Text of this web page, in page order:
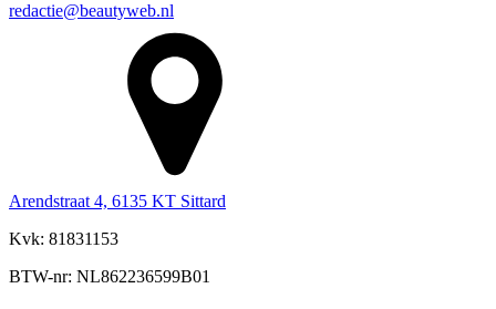
redactie@beautyweb.nl
Arendstraat 4, 6135 KT Sittard
Kvk: 81831153
BTW-nr: NL862236599B01